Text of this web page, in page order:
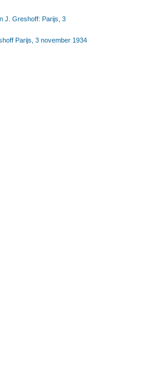
J. Greshoff: Parijs, 3
Parijs, 3 november 1934